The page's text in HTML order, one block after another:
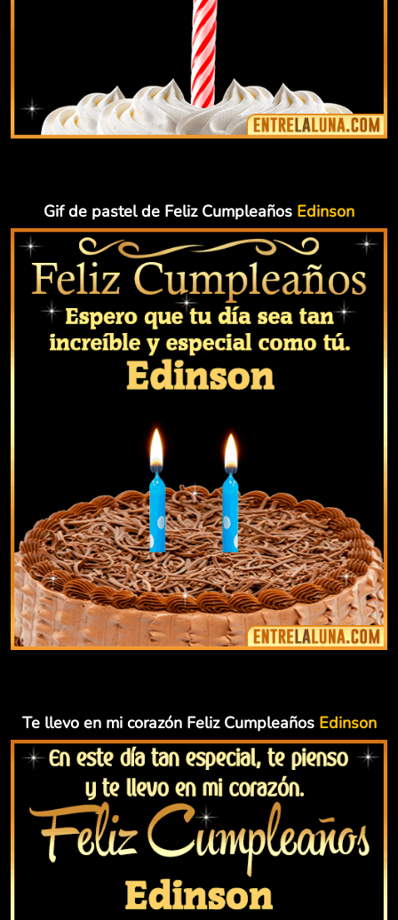
Gif de pastel de Feliz Cumpleaños Edinson
Te llevo en mi corazón Feliz Cumpleaños Edinson